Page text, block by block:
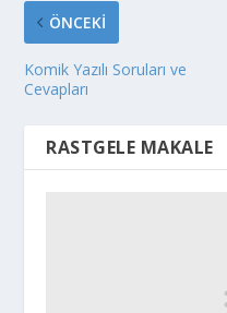
ÖNCEKI
Komik Yazılı Soruları ve
Cevapları
RASTGELE MAKALE